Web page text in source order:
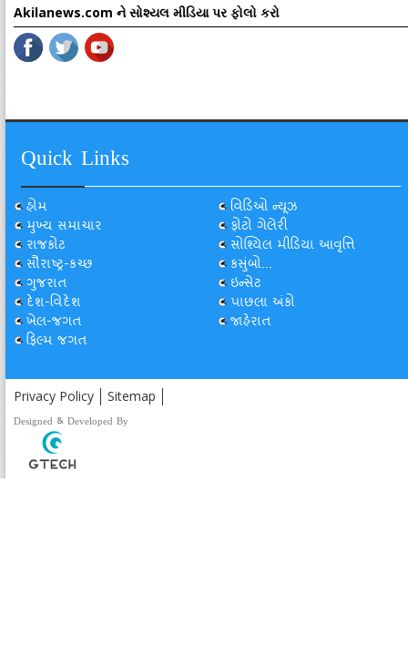
Akilanews.com ને સોશ્યલ મીડિયા પર ફોલો કરો
Quick Links
હોમ
મુખ્ય સમાચાર
રાજકોટ
સૌરાષ્ટ્ર-કચ્છ
ગુજરાત
દેશ-વિદેશ
ખેલ-જગત
ફિલ્મ જગત
વિડિઓ ન્યૂઝ
ફોટો ગેલેરી
સોશ્યિલ મીડિયા આવૃત્તિ
કસુંબો...
ઇન્સેટ
પાછલા અંકો
જાહેરાત
Privacy Policy Sitemap
Designed & Developed By